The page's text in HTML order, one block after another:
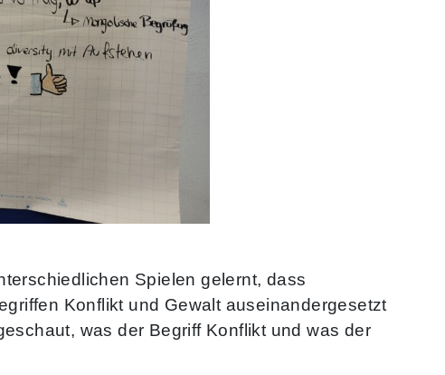
Spielen gelernt, dass
Konflikt und Gewalt auseinandergesetzt
was der Begriff Konflikt und was der